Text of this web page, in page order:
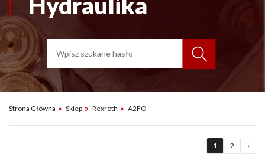
Strona Główna Sklep Rexroth A2FO
1 2 ›